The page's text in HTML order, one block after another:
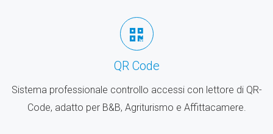
QR Code
Sistema professionale controllo accessi con lettore di QR-
Code, adatto per B&B, Agriturismo e Affittacamere.